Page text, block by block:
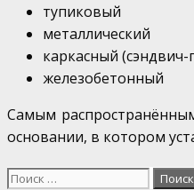
тупиковый
металлический
каркасный
железобетонный
Самым
основании, в котором
Search